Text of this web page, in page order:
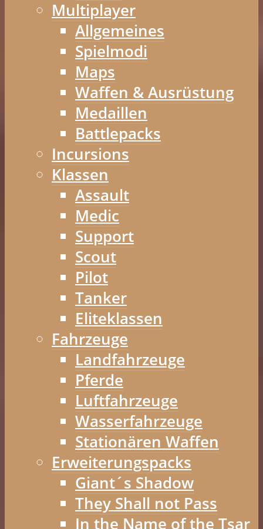
Multiplayer
Allgemeines
Spielmodi
Maps
Waffen & Ausrüstung
Medaillen
Battlepacks
Incursions
Klassen
Assault
Medic
Support
Scout
Pilot
Tanker
Eliteklassen
Fahrzeuge
Landfahrzeuge
Pferde
Luftfahrzeuge
Wasserfahrzeuge
Stationären Waffen
Erweiterungspacks
Giant´s Shadow
They Shall not Pass
In the Name of the Tsar